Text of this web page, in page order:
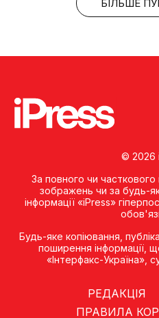
БІЛЬШЕ
© 2026
За повного чи часткового
зображень чи за будь-
інформації «iPress»
Будь-яке копiювання,
поширення iнформацiї,
«Iнтерфакс-Україна»,
РЕДАКЦІЯ
ПРАВИЛА